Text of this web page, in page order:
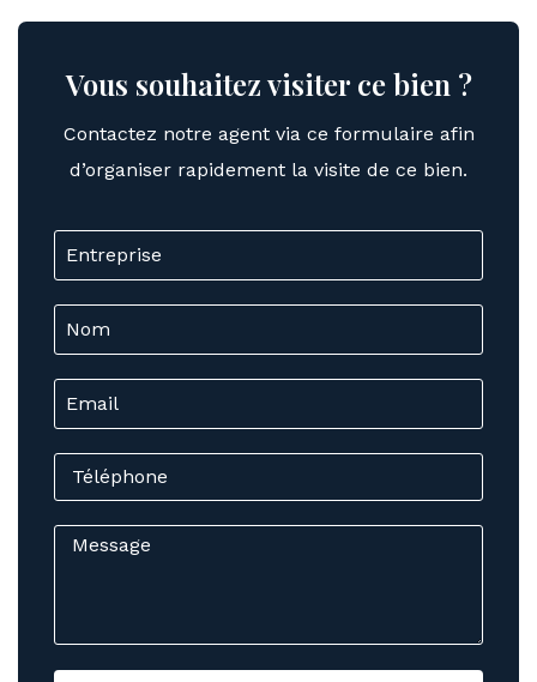
Vous souhaitez visiter ce bien ?
Contactez notre agent via ce formulaire afin
d’organiser rapidement la visite de ce bien.